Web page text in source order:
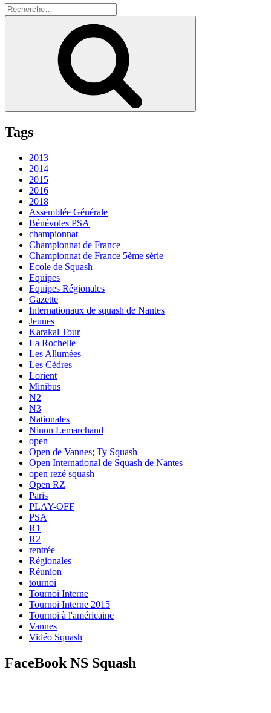
Recherche
pour
Tags
2013
2014
2015
2016
2018
Assemblée Générale
Bénévoles PSA
championnat
Championnat de France
Championnat de France 5ème série
Ecole de Squash
Equipes
Equipes Régionales
Gazette
Internationaux de squash de Nantes
Jeunes
Karakal Tour
La Rochelle
Les Allumées
Les Cèdres
Lorient
Minibus
N2
N3
Nationales
Ninon Lemarchand
open
Open de Vannes; Ty Squash
Open International de Squash de Nantes
open rezé squash
Open RZ
Paris
PLAY-OFF
PSA
R1
R2
rentrée
Régionales
Réunion
tournoi
Tournoi Interne
Tournoi Interne 2015
Tournoi à l'américaine
Vannes
Vidéo Squash
FaceBook NS Squash